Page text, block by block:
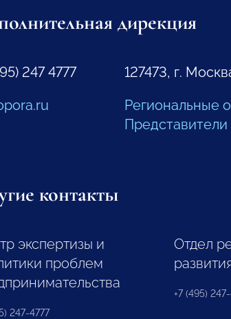
дирекция
247 4777
127473, г.
Региональные
контакты
экспертизы и
проблем
247-4777
Отдел
+7 (495)